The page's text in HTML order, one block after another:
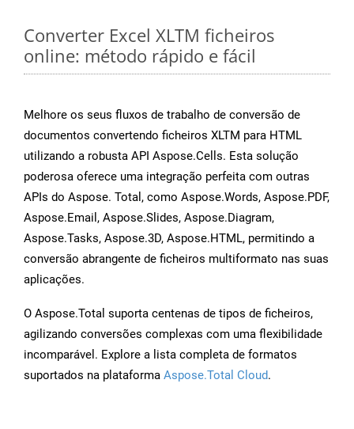
Converter Excel XLTM ficheiros
online: método rápido e fácil
Melhore os seus fluxos de trabalho de conversão de
documentos convertendo ficheiros XLTM para HTML
utilizando a robusta API Aspose.Cells. Esta solução
poderosa oferece uma integração perfeita com outras
APIs do Aspose. Total, como Aspose.Words, Aspose.PDF,
Aspose.Email, Aspose.Slides, Aspose.Diagram,
Aspose.Tasks, Aspose.3D, Aspose.HTML, permitindo a
conversão abrangente de ficheiros multiformato nas suas
aplicações.
O Aspose.Total suporta centenas de tipos de ficheiros,
agilizando conversões complexas com uma flexibilidade
incomparável. Explore a lista completa de formatos
suportados na plataforma Aspose.Total Cloud.